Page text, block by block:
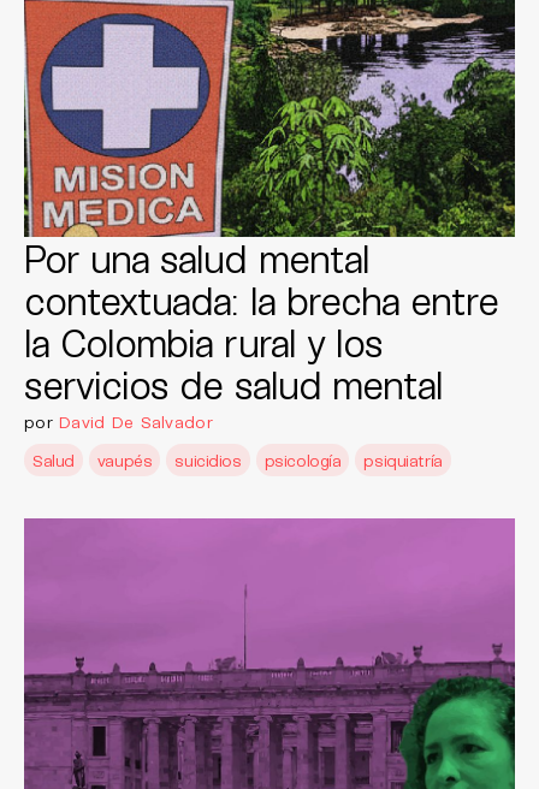
Por una salud mental
contextuada: la brecha entre
la Colombia rural y los
servicios de salud mental
por David De Salvador
Salud
vaupés suicidios psicología psiquiatría